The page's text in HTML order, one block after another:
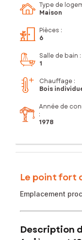
Type de
Maison
Pièces :
6
Salle de bain :
1
Chauffage :
Bois
Année de
:
1978
Le point fort
Emplacement
Description